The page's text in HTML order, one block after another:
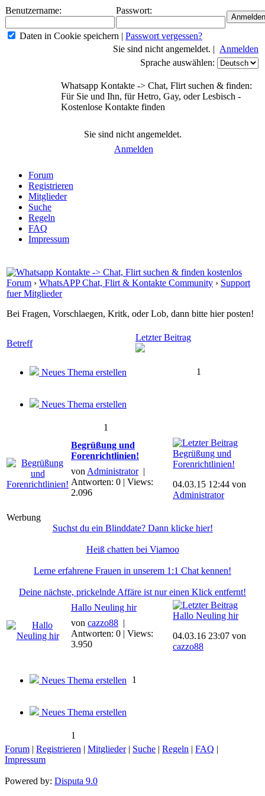
Benutzername: Passwort:
Daten in Cookie speichern | Passwort vergessen?
Sie sind nicht angemeldet. | Anmelden
Sprache auswählen:
Whatsapp Kontakte -> Chat, Flirt suchen & finden:
Für Sie und Ihn, für Hetro, Gay, oder Lesbisch -
Kostenlose Kontakte finden
Sie sind nicht angemeldet.
Anmelden
Forum
Registrieren
Mitglieder
Suche
Regeln
FAQ
Impressum
Forum › WhatsAPP Chat, Flirt & Kontakte Community › Support
fuer Mitglieder
Bei Fragen, Vorschlaegen, Kritk, oder Lob, dann bitte hier posten!
Betreff
Letzter Beitrag
Neues Thema erstellen 1
Neues Thema erstellen
1
Begrüßung und
Forenrichtlinien!
von Administrator |
Antworten: 0 | Views:
2.096
Begrüßung und
Forenrichtlinien!
04.03.15 12:44 von
Administrator
Werbung
Suchst du ein Blinddate? Dann klicke hier!
Heiß chatten bei Viamoo
Lerne erfahrene Frauen in unserem 1:1 Chat kennen!
Deine nächste, prickelnde Affäre ist nur einen Klick entfernt!
Hallo Neuling hir
von cazzo88 |
Antworten: 0 | Views:
3.950
Hallo Neuling hir
04.03.16 23:07 von
cazzo88
Neues Thema erstellen 1
Neues Thema erstellen
1
Forum | Registrieren | Mitglieder| Suche | Regeln | FAQ |
Impressum
Powered by: Disputa 9.0